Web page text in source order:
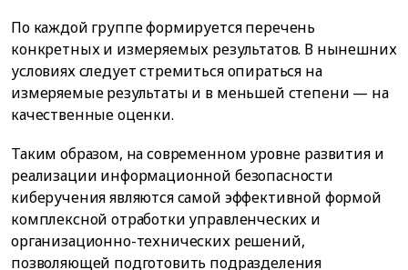
По каждой группе формируется перечень
конкретных и измеряемых результатов. В нынешних
условиях следует стремиться опираться на
измеряемые результаты и в меньшей степени — на
качественные оценки.
Таким образом, на современном уровне развития и
реализации информационной безопасности
киберучения являются самой эффективной формой
комплексной отработки управленческих и
организационно-технических решений,
позволяющей подготовить подразделения